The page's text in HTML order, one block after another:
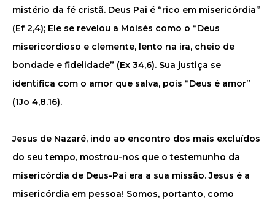
mistério da fé cristã. Deus Pai é “rico em misericórdia”
(Ef 2,4); Ele se revelou a Moisés como o “Deus
misericordioso e clemente, lento na ira, cheio de
bondade e fidelidade” (Ex 34,6). Sua justiça se
identifica com o amor que salva, pois “Deus é amor”
(1Jo 4,8.16).
Jesus de Nazaré, indo ao encontro dos mais excluídos
do seu tempo, mostrou-nos que o testemunho da
misericórdia de Deus-Pai era a sua missão. Jesus é a
misericórdia em pessoa! Somos, portanto, como